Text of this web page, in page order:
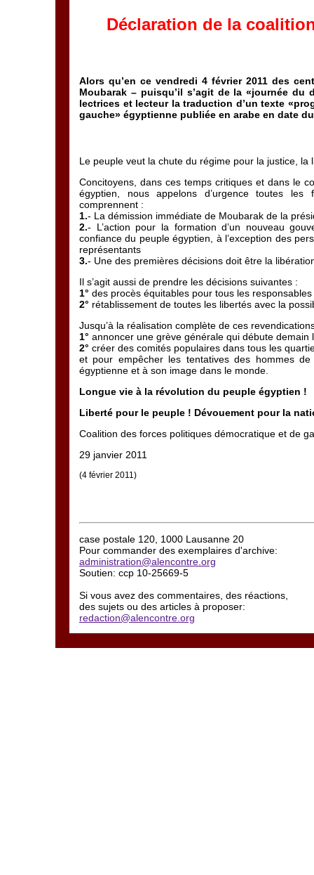
Déclaration de la
Alors qu’en ce vendredi 4 février 2011 des
Moubarak – puisqu’il s’agit de la «journée
lectrices et lecteur la traduction d’un texte
gauche» égyptienne publiée en arabe en date
Le peuple veut la chute du régime pour la justice, la
Concitoyens, dans ces temps critiques et dans le
égyptien, nous appelons d’urgence toutes les
comprennent :
1.- La démission immédiate de Moubarak de la
2.- L’action pour la formation d’un nouveau
confiance du peuple égyptien, à l’exception des
représentants
3.- Une des premières décisions doit être la
Il s’agit aussi de prendre les décisions suivantes :
1° des procès équitables pour tous les
2° rétablissement de toutes les libertés avec la
Jusqu’à la réalisation complète de ces
1° annoncer une grève générale qui débute demain
2° créer des comités populaires dans tous les
et pour empêcher les tentatives des hommes
égyptienne et à son image dans le monde.
Longue vie à la révolution du peuple égyptien !
Liberté pour le peuple ! Dévouement pour la
Coalition des forces politiques démocratique et de
29 janvier 2011
(4 février 2011)
case postale 120, 1000 Lausanne 20
Pour commander des exemplaires d'archive:
administration@alencontre.org
Soutien: ccp 10-25669-5
Si vous avez des commentaires, des réactions,
des sujets ou des articles à proposer:
redaction@alencontre.org